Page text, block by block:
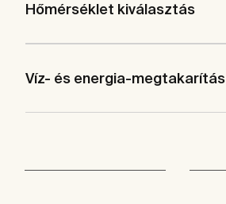
Hőmérséklet kiválasztás
Víz- és energia-megtakarítás